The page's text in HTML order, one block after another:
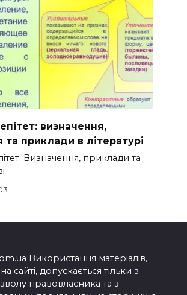
визначення,
та приклади в літературі
Визначення, приклади та
Використання матеріалів,
сайті, допускається тільки з
правовласника та з